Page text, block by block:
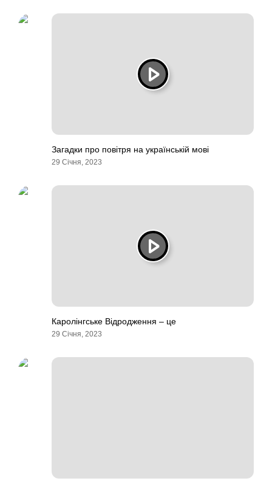
Загадки про повітря на українській мові
29 Січня, 2023
Каролінгське Відродження – це
29 Січня, 2023